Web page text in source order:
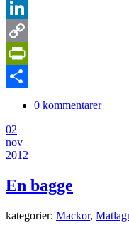
Pinterest
LinkedIn
Copy
Link
PrintFriendly
0 kommentarer
02
nov
2012
En bagge
kategorier: Mackor,